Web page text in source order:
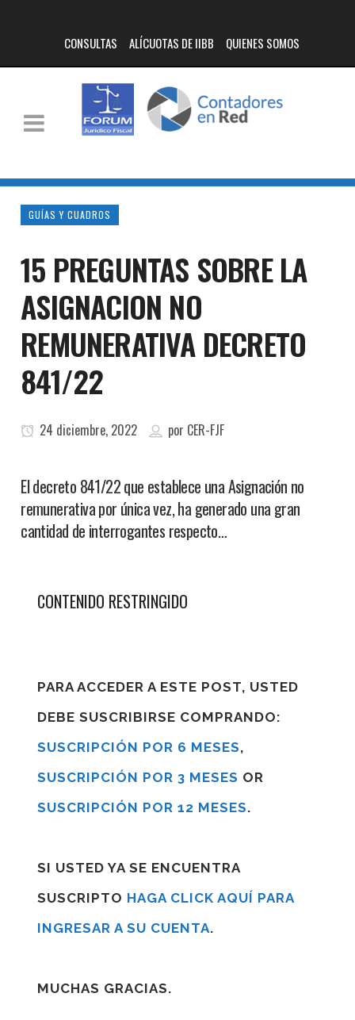
CONSULTAS ALÍCUOTAS DE IIBB QUIENES SOMOS
GUÍAS Y CUADROS
15 PREGUNTAS SOBRE LA
ASIGNACION NO
REMUNERATIVA DECRETO
841/22
24 diciembre, 2022 por CER-FJF
El decreto 841/22 que establece una Asignación no
remunerativa por única vez, ha generado una gran
cantidad de interrogantes respecto…
CONTENIDO RESTRINGIDO
PARA ACCEDER A ESTE POST, USTED
DEBE SUSCRIBIRSE COMPRANDO:
SUSCRIPCIÓN POR 6 MESES,
SUSCRIPCIÓN POR 3 MESES OR
SUSCRIPCIÓN POR 12 MESES.
SI USTED YA SE ENCUENTRA
SUSCRIPTO HAGA CLICK AQUÍ PARA
INGRESAR A SU CUENTA.
MUCHAS GRACIAS.